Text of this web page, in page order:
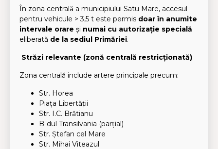
În zona centrală a municipiului Satu Mare, accesul
pentru vehicule > 3,5 t este permis doar în anumite
intervale orare și numai cu autorizație specială
eliberată de la sediul Primăriei.
Străzi relevante (zonă centrală restricționată)
Zona centrală include artere principale precum:
Str. Horea
Piața Libertății
Str. I.C. Brătianu
B-dul Transilvania (parțial)
Str. Ștefan cel Mare
Str. Mihai Viteazul